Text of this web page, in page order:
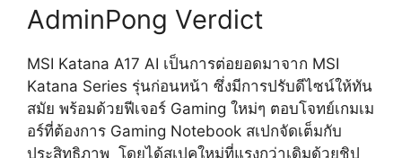
AdminPong Verdict
MSI Katana A17 AI เป็นการต่อยอดมาจาก MSI
Katana Series รุ่นก่อนหน้า ซึ่งมีการปรับดีไซน์ให้ทัน
สมัย พร้อมด้วยฟีเจอร์ Gaming ใหม่ๆ ตอบโจทย์เกมเม
อร์ที่ต้องการ Gaming Notebook สเปกจัดเต็มกับ
ประสิทธิภาพ โดยได้สเปคใหม่ที่แรงกว่าเดิมด้วยชิป